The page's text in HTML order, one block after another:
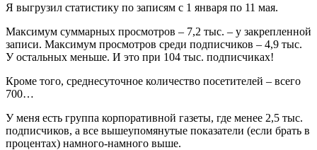
Я выгрузил статистику по записям с 1 января по 11 мая.
Максимум суммарных просмотров – 7,2 тыс. – у закрепленной
записи. Максимум просмотров среди подписчиков – 4,9 тыс.
У остальных меньше. И это при 104 тыс. подписчиках!
Кроме того, среднесуточное количество посетителей – всего
700…
У меня есть группа корпоративной газеты, где менее 2,5 тыс.
подписчиков, а все вышеупомянутые показатели (если брать в
процентах) намного-намного выше.